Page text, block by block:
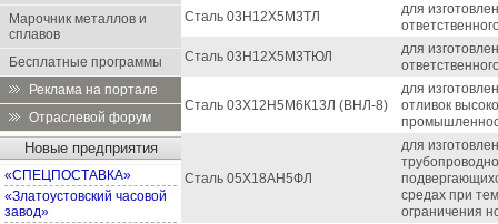
Марочник металлов и
сплавов
Бесплатные программы
Реклама на портале
Отраслевой форум
Новые предприятия
«СПЕЦПОСТАВКА»
«Златоустовский часовой
завод»
Сталь 03Н12Х5М3ТЛ
для
Сталь 03Н12Х5М3ТЮЛ
для
Сталь 03Х12Н5М6К13Л (ВНЛ-8)
для
отливок
Сталь 05Х18АН5ФЛ
для
средах при
ограничения